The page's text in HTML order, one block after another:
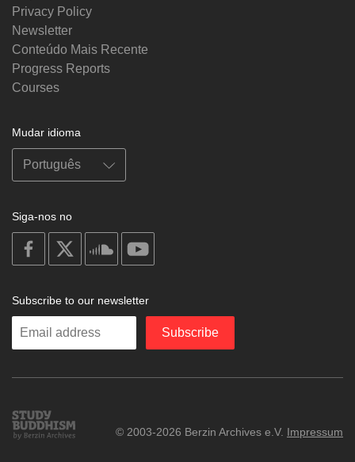
Privacy Policy
Newsletter
Conteúdo Mais Recente
Progress Reports
Courses
Mudar idioma
Siga-nos no
on
facebook
soundcloud
Subscribe to our newsletter
Enter
Subscribe
Study
Buddhism
© 2003-2026 Berzin Archives e.V. Impressum